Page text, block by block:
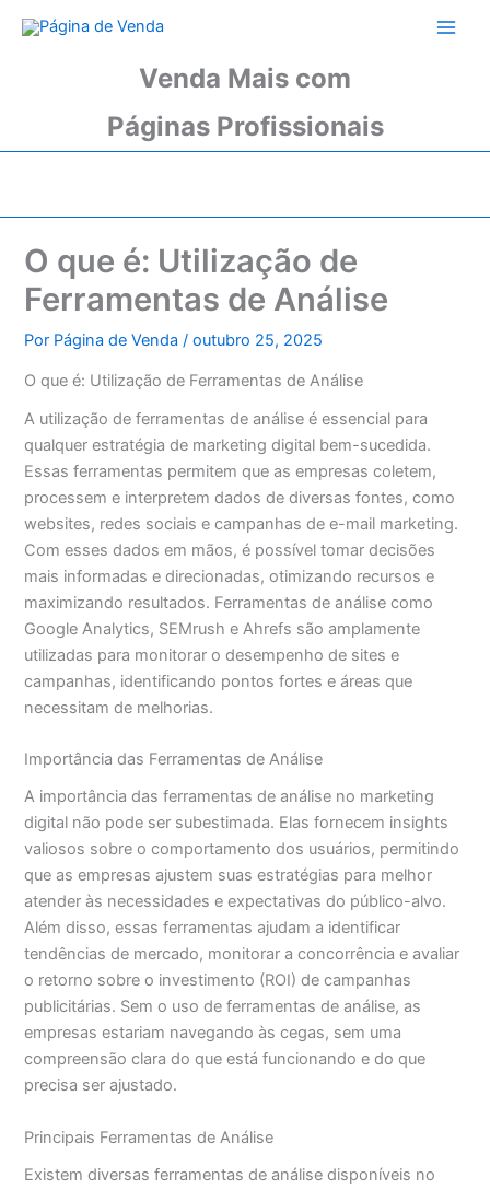
para
Venda Mais com
Páginas Profissionais
O que é: Utilização de
Ferramentas de Análise
Por Página de Venda/outubro 25, 2025
O que é: Utilização de Ferramentas de Análise
A utilização de ferramentas de análise é essencial para
qualquer estratégia de marketing digital bem-sucedida.
Essas ferramentas permitem que as empresas coletem,
processem e interpretem dados de diversas fontes, como
websites, redes sociais e campanhas de e-mail marketing.
Com esses dados em mãos, é possível tomar decisões
mais informadas e direcionadas, otimizando recursos e
maximizando resultados. Ferramentas de análise como
Google Analytics, SEMrush e Ahrefs são amplamente
utilizadas para monitorar o desempenho de sites e
campanhas, identificando pontos fortes e áreas que
necessitam de melhorias.
Importância das Ferramentas de Análise
A importância das ferramentas de análise no marketing
digital não pode ser subestimada. Elas fornecem insights
valiosos sobre o comportamento dos usuários, permitindo
que as empresas ajustem suas estratégias para melhor
atender às necessidades e expectativas do público-alvo.
Além disso, essas ferramentas ajudam a identificar
tendências de mercado, monitorar a concorrência e avaliar
o retorno sobre o investimento (ROI) de campanhas
publicitárias. Sem o uso de ferramentas de análise, as
empresas estariam navegando às cegas, sem uma
compreensão clara do que está funcionando e do que
precisa ser ajustado.
Principais Ferramentas de Análise
Existem diversas ferramentas de análise disponíveis no